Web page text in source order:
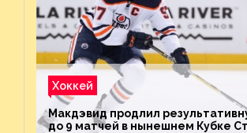
Хоккей
Макдэвид продлил
до 9 матчей в нынешнем Кубке